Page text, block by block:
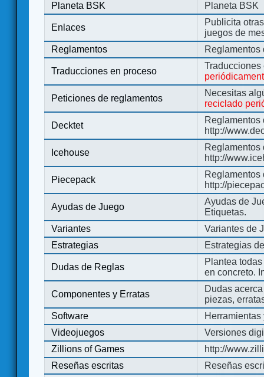
Planeta BSK
Planeta BSK
Enlaces
Publicita
juegos de
Reglamentos
Reglamentos
Traducciones en proceso
Peticiones de reglamentos
Necesitas
reciclado
Decktet
Reglamentos
http://
Icehouse
Reglamentos
http://
Piecepack
Reglamentos
http://
Ayudas de Juego
Ayudas de
Etiquetas.
Variantes
Variantes de
Estrategias
Estrategias
Dudas de Reglas
Plantea
en concreto.
Componentes y Erratas
Dudas
piezas,
Software
Videojuegos
Versiones
Zillions of Games
http://
Reseñas escritas
Reseñas